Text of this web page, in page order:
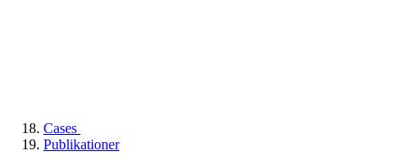
Cases
Publikationer